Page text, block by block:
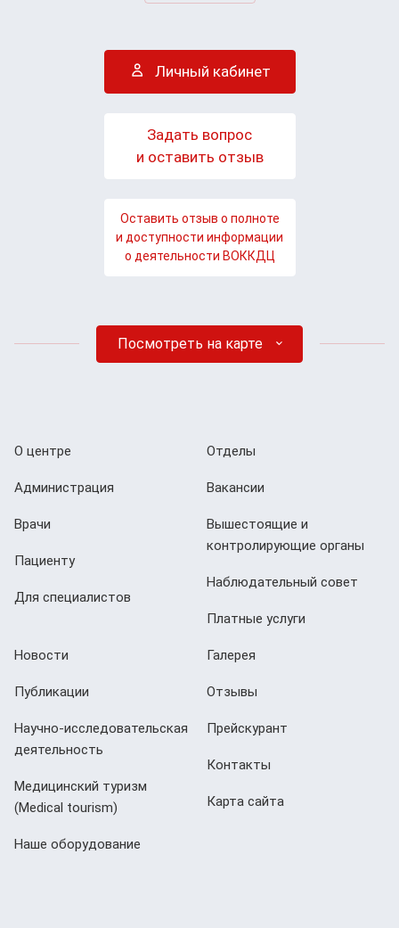
Личный кабинет
Задать вопрос
и оставить отзыв
Оставить отзыв о полноте
и доступности информации
о деятельности ВОККДЦ
Посмотреть на карте
О центре
Администрация
Врачи
Пациенту
Для специалистов
Отделы
Вакансии
Вышестоящие и
контролирующие органы
Наблюдательный совет
Платные услуги
Новости
Публикации
Научно-исследовательская
деятельность
Медицинский туризм
(Мedical tourism)
Наше оборудование
Галерея
Отзывы
Прейскурант
Контакты
Карта сайта